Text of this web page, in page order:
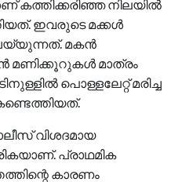
കത്തിക്കരിഞ്ഞ നിലയില്‍
ഇവരുടെ മക്കള്‍
മകന്‍
മണിക്കൂറുകള്‍ മാത്രം
പൊള്ളലേറ്റ് മരിച്ച
വിശദമായ
പ്രാഥമിക
കാരണം